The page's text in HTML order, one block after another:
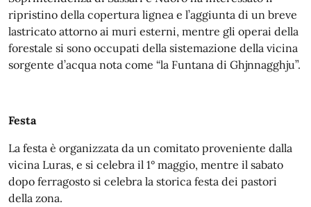
ripristino della copertura lignea e l’aggiunta di un breve
lastricato attorno ai muri esterni, mentre gli operai della
forestale si sono occupati della sistemazione della vicina
sorgente d’acqua nota come “la Funtana di Ghjnnagghju”.
Festa
La festa è organizzata da un comitato proveniente dalla
vicina Luras, e si celebra il 1° maggio, mentre il sabato
dopo ferragosto si celebra la storica festa dei pastori
della zona.